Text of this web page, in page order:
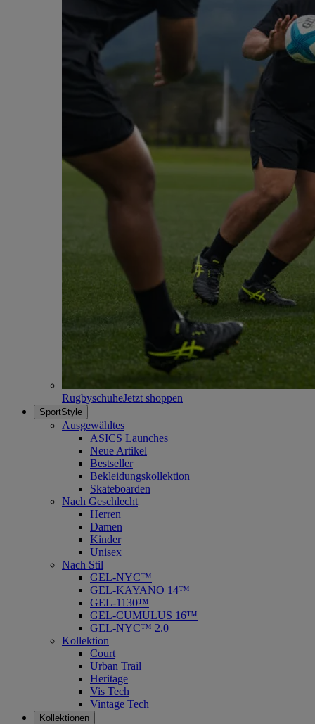
RugbyschuheJetzt shoppen
SportStyle
Ausgewähltes
ASICS Launches
Neue Artikel
Bestseller
Bekleidungskollektion
Skateboarden
Nach Geschlecht
Herren
Damen
Kinder
Unisex
Nach Stil
GEL-NYC™
GEL-KAYANO 14™
GEL-1130™
GEL-CUMULUS 16™
GEL-NYC™ 2.0
Kollektion
Court
Urban Trail
Heritage
Vis Tech
Vintage Tech
Kollektionen